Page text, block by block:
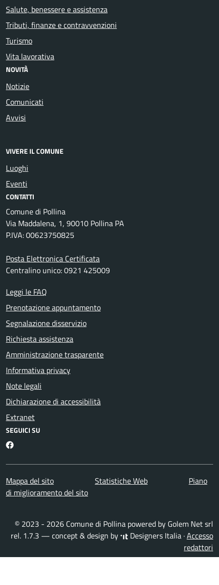
Salute, benessere e assistenza
Tributi, finanze e contravvenzioni
Turismo
Vita lavorativa
NOVITÀ
Notizie
Comunicati
Avvisi
VIVERE IL COMUNE
Luoghi
Eventi
CONTATTI
Comune di Pollina
Via Maddalena, 1, 90010 Pollina PA
P.IVA: 00623750825
Posta Elettronica Certificata
Centralino unico: 0921 425009
Leggi le FAQ
Prenotazione appuntamento
Segnalazione disservizio
Richiesta assistenza
Amministrazione trasparente
Informativa privacy
Note legali
Dichiarazione di accessibilità
Extranet
SEGUICI SU
Facebook
Mappa del sito Statistiche Web
Piano
di miglioramento del sito
© 2023 - 2026 Comune di Pollina powered by Golem Net srl
rel. 1.7.3 — concept & design by
Designers Italia ·Accesso
redattori